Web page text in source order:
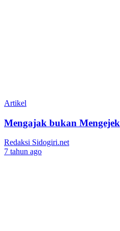
Artikel
Mengajak bukan Mengejek
Redaksi Sidogiri.net
7 tahun ago